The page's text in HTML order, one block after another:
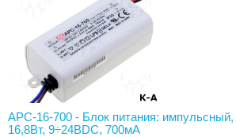
APC-16-700 - Блок питания:
16,8Вт, 9÷24ВDC, 700мА